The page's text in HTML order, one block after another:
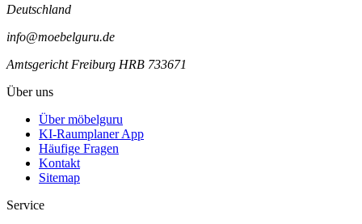
Deutschland
info@moebelguru.de
Amtsgericht Freiburg HRB 733671
Über uns
Über möbelguru
KI-Raumplaner App
Häufige Fragen
Kontakt
Sitemap
Service